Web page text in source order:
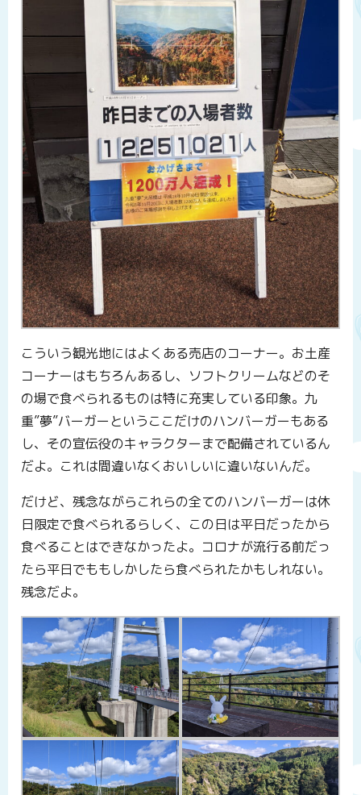
こういう観光地にはよくある売店のコーナー。お土産
コーナーはもちろんあるし、ソフトクリームなどのそ
の場で食べられるものは特に充実している印象。九
重”夢”バーガーというここだけのハンバーガーもある
し、その宣伝役のキャラクターまで配備されているん
だよ。これは間違いなくおいしいに違いないんだ。
だけど、残念ながらこれらの全てのハンバーガーは休
日限定で食べられるらしく、この日は平日だったから
食べることはできなかったよ。コロナが流行る前だっ
たら平日でももしかしたら食べられたかもしれない。
残念だよ。